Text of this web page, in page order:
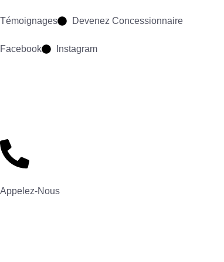
Témoignages Devenez Concessionnaire
Facebook Instagram
Appelez-Nous